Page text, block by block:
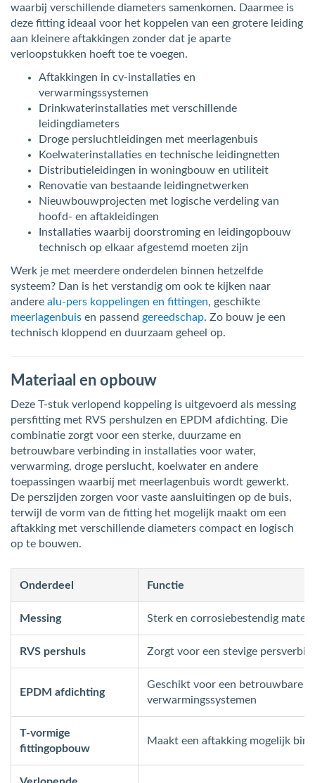
waarbij verschillende diameters samenkomen. Daarmee is
deze fitting ideaal voor het koppelen van een grotere leiding
aan kleinere aftakkingen zonder dat je aparte
verloopstukken hoeft toe te voegen.
Aftakkingen in cv-installaties en
verwarmingssystemen
Drinkwaterinstallaties met verschillende
leidingdiameters
Droge persluchtleidingen met meerlagenbuis
Koelwaterinstallaties en technische leidingnetten
Distributieleidingen in woningbouw en utiliteit
Renovatie van bestaande leidingnetwerken
Nieuwbouwprojecten met logische verdeling van
hoofd- en aftakleidingen
Installaties waarbij doorstroming en leidingopbouw
technisch op elkaar afgestemd moeten zijn
Werk je met meerdere onderdelen binnen hetzelfde
systeem? Dan is het verstandig om ook te kijken naar
andere alu-pers koppelingen en fittingen, geschikte
meerlagenbuis en passend gereedschap. Zo bouw je een
technisch kloppend en duurzaam geheel op.
Materiaal en opbouw
Deze T-stuk verlopend koppeling is uitgevoerd als messing
persfitting met RVS pershulzen en EPDM afdichting. Die
combinatie zorgt voor een sterke, duurzame en
betrouwbare verbinding in installaties voor water,
verwarming, droge perslucht, koelwater en andere
toepassingen waarbij met meerlagenbuis wordt gewerkt.
De perszijden zorgen voor vaste aansluitingen op de buis,
terwijl de vorm van de fitting het mogelijk maakt om een
aftakking met verschillende diameters compact en logisch
op te bouwen.
Onderdeel Functie
Messing Sterk en corrosiebestendig
RVS pershuls Zorgt voor een stevige
EPDM afdichting
Geschikt voor een betrouwbare
verwarmingssystemen
T-vormige
fittingopbouw
Maakt een aftakking mogelijk